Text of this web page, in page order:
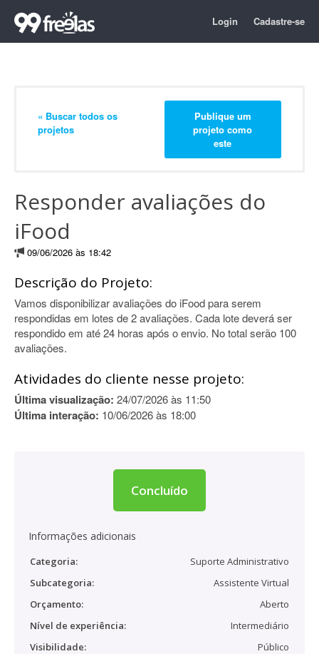
Login Cadastre-se
« Buscar todos os
projetos
Publique um
projeto como
este
Responder avaliações do
iFood
09/06/2026 às 18:42
Descrição do Projeto:
Vamos disponibilizar avaliações do iFood para serem
respondidas em lotes de 2 avaliações. Cada lote deverá ser
respondido em até 24 horas após o envio. No total serão 100
avaliações.
Atividades do cliente nesse projeto:
Última visualização: 24/07/2026 às 11:50
Última interação: 10/06/2026 às 18:00
Concluído
Informações adicionais
Categoria:
Suporte Administrativo
Subcategoria:
Assistente Virtual
Orçamento:
Aberto
Nível de experiência:
Intermediário
Visibilidade:
Público